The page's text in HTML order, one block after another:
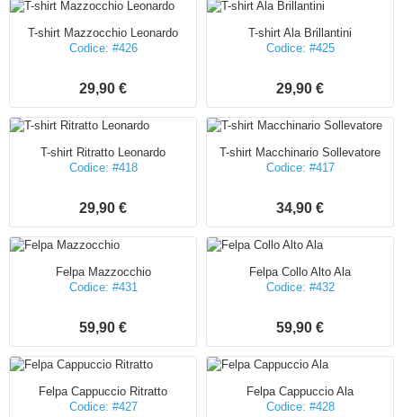
T-shirt Mazzocchio Leonardo
Codice: #426
29,90 €
T-shirt Ala Brillantini
Codice: #425
29,90 €
T-shirt Ritratto Leonardo
Codice: #418
29,90 €
T-shirt Macchinario Sollevatore
Codice: #417
34,90 €
Felpa Mazzocchio
Codice: #431
59,90 €
Felpa Collo Alto Ala
Codice: #432
59,90 €
Felpa Cappuccio Ritratto
Codice: #427
Felpa Cappuccio Ala
Codice: #428